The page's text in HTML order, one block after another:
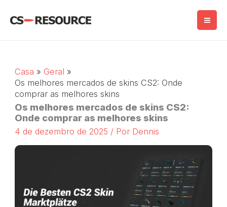
para
Casa
Geral
Os melhores mercados de skins CS2: Onde
comprar as melhores skins
Os melhores mercados de skins CS2:
Onde comprar as melhores skins
4 de dezembro de 2025 / Por Dennis